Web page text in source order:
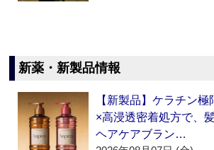
新薬・新製品情報
【新製品】ケラチン
×高浸透密着処方で、
ヘアケアブラン…